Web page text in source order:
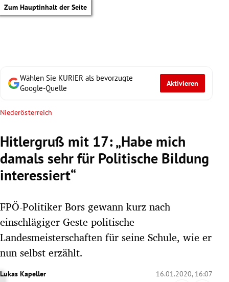
Zum Hauptinhalt der Seite
Untermenü
Wählen Sie KURIER als bevorzugte
Google-Quelle
Aktivieren
Niederösterreich
Hitlergruß mit 17: „Habe mich
damals sehr für Politische Bildung
interessiert“
FPÖ-Politiker Bors gewann kurz nach
einschlägiger Geste politische
Landesmeisterschaften für seine Schule, wie er
nun selbst erzählt.
Lukas Kapeller 16.01.2020, 16:07